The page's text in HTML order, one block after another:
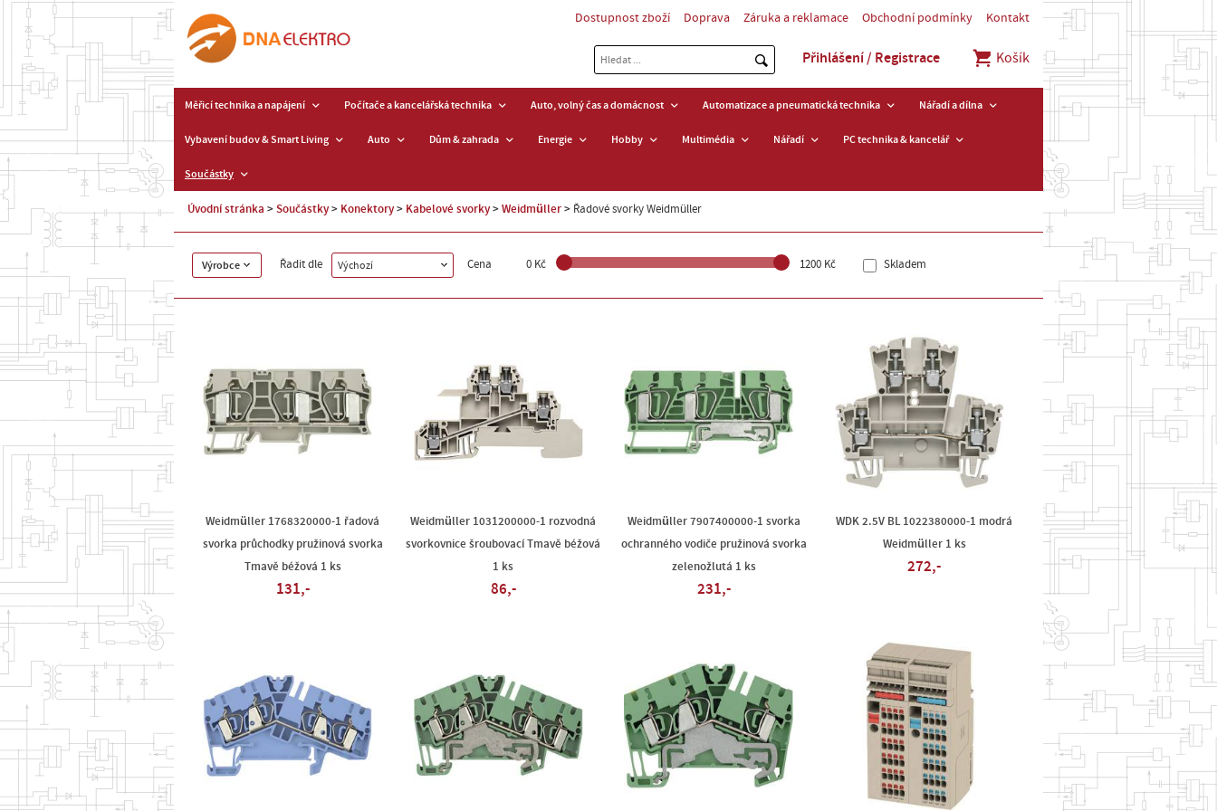
Dostupnost zboží Doprava Záruka a reklamace Obchodní podmínky Kontakt
Přihlášení / Registrace Košík
Měřicí technika a napájení Počítače a kancelářská technika Auto, volný čas a domácnost Automatizace a pneumatická technika Nářadí a dílna
Vybavení budov & Smart Living Auto Dům & zahrada Energie Hobby Multimédia Nářadí PC technika & kancelář
Součástky
Úvodní stránka Součástky Konektory Kabelové svorky Weidmüller Řadové svorky Weidmüller
Výrobce Řadit dle Výchozí Cena 0 Kč 1200 Kč Skladem
Weidmüller 1768320000-1 řadová
svorka průchodky pružinová svorka
Tmavě béžová 1 ks
131,-
Weidmüller 1031200000-1 rozvodná
svorkovnice šroubovací Tmavě béžová
1 ks
86,-
Weidmüller 7907400000-1 svorka
ochranného vodiče pružinová svorka
zelenožlutá 1 ks
231,-
WDK 2.5V BL 1022380000-1 modrá
Weidmüller 1 ks
272,-